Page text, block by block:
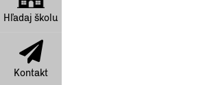
Hľadaj školu
Kontakt